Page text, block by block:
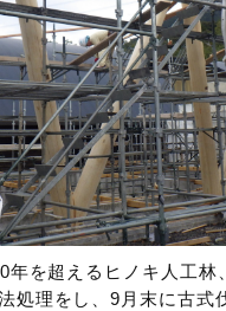
を超えるヒノキ人工
処理をし、9月末に古式